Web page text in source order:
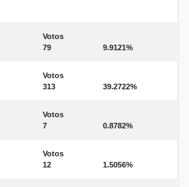
Votos
79
9.9121%
Votos
313
39.2722%
Votos
7
0.8782%
Votos
12
1.5056%